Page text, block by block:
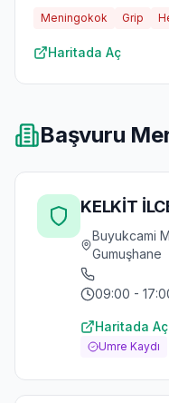
Meningokok
Grip
Haritada Aç
Başvuru
KELKİT
Buyukcami
Gumuşhane
09:00 -
Haritada Aç
Umre Kaydı